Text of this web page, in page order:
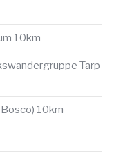
10km
Tarp
10km